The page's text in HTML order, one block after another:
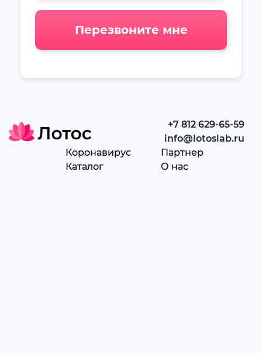
Перезвоните мне
+7 812 629-65-59
info@lotoslab.ru
Коронавирус
Каталог
Партнер
О нас